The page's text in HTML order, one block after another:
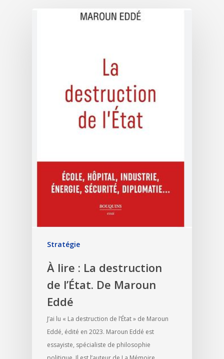
Stratégie
À lire : La destruction
de l’État. De Maroun
Eddé
J’ai lu « La destruction de l’État » de Maroun
Eddé, édité en 2023. Maroun Eddé est
essayiste, spécialiste de philosophie